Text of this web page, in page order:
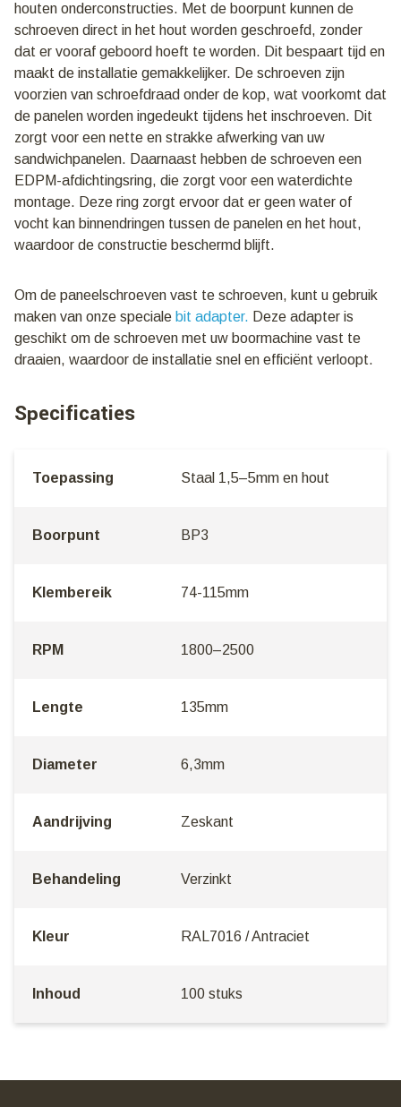
houten onderconstructies. Met de boorpunt kunnen de
schroeven direct in het hout worden geschroefd, zonder
dat er vooraf geboord hoeft te worden. Dit bespaart tijd en
maakt de installatie gemakkelijker. De schroeven zijn
voorzien van schroefdraad onder de kop, wat voorkomt dat
de panelen worden ingedeukt tijdens het inschroeven. Dit
zorgt voor een nette en strakke afwerking van uw
sandwichpanelen. Daarnaast hebben de schroeven een
EDPM-afdichtingsring, die zorgt voor een waterdichte
montage. Deze ring zorgt ervoor dat er geen water of
vocht kan binnendringen tussen de panelen en het hout,
waardoor de constructie beschermd blijft.
Om de paneelschroeven vast te schroeven, kunt u gebruik
maken van onze speciale bit adapter. Deze adapter is
geschikt om de schroeven met uw boormachine vast te
draaien, waardoor de installatie snel en efficiënt verloopt.
Specificaties
Toepassing Staal 1,5–5mm en hout
Boorpunt BP3
Klembereik 74-115mm
RPM 1800–2500
Lengte 135mm
Diameter 6,3mm
Aandrijving Zeskant
Behandeling Verzinkt
Kleur RAL7016 / Antraciet
Inhoud 100 stuks